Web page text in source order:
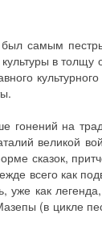
был самым
в
гонений на
великой
сказок,
всего как
уже как
(в цикле